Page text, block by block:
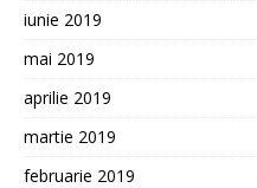
iunie 2019
mai 2019
aprilie 2019
martie 2019
februarie 2019